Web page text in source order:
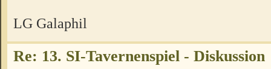
LG Galaphil
Re: 13. SI-Tavernenspiel - Diskussion